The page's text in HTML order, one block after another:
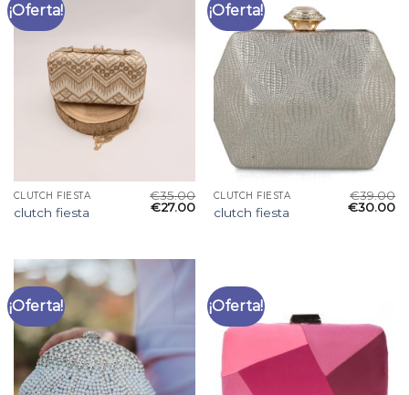
¡Oferta!
CLUTCH FIESTA
clutch fiesta
€35.00
€27.00
¡Oferta!
CLUTCH FIESTA
clutch fiesta
€39.00
€30.00
¡Oferta! ¡Oferta!